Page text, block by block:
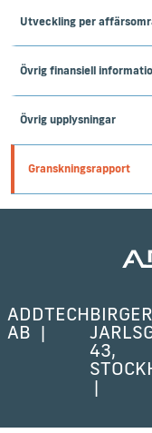
Utveckling per
Övrig finansiell
Övrig upplysningar
Granskningsrapport
ADDTECH
AB
BIRGER
43,